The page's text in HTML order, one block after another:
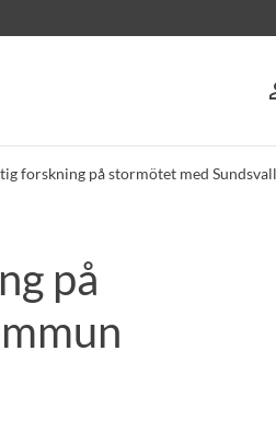
forskning på stormötet med
på